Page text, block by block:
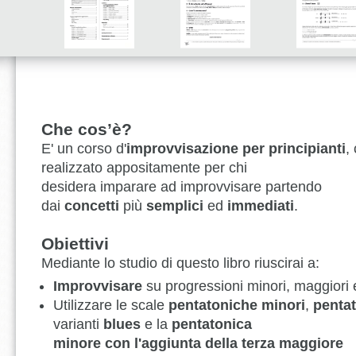
Che cos’è?
E' un corso d'improvvisazione per principianti,
realizzato appositamente per chi
desidera imparare ad improvvisare partendo
dai concetti più semplici ed immediati.
Obiettivi
Mediante lo studio di questo libro riuscirai a:
Improvvisare su progressioni minori, maggiori
Utilizzare le scale pentatoniche minori,
varianti blues e la pentatonica
minore con l'aggiunta della terza maggiore